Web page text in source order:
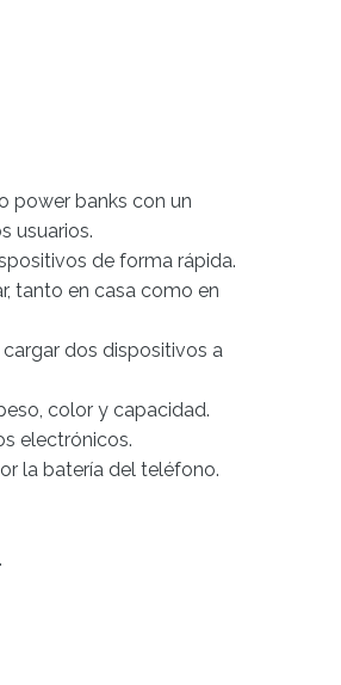
power banks con un
usuarios.
de forma rápida.
tanto en casa como en
dos dispositivos a
color y capacidad.
electrónicos.
la batería del teléfono.